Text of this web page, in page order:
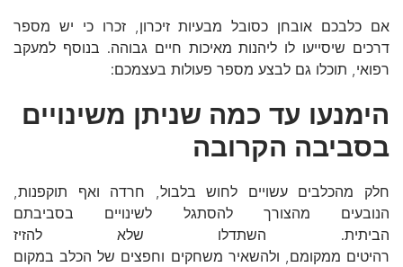
אם כלבכם אובחן כסובל מבעיות זיכרון, זכרו כי יש מספר
דרכים שיסייעו לו ליהנות מאיכות חיים גבוהה. בנוסף למעקב
רפואי, תוכלו גם לבצע מספר פעולות בעצמכם:
הימנעו עד כמה שניתן משינויים
בסביבה הקרובה
חלק מהכלבים עשויים לחוש בלבול, חרדה ואף תוקפנות,
הנובעים מהצורך להסתגל לשינויים בסביבתם
הביתית. השתדלו שלא להזיז
רהיטים ממקומם, ולהשאיר משחקים וחפצים של הכלב במקום